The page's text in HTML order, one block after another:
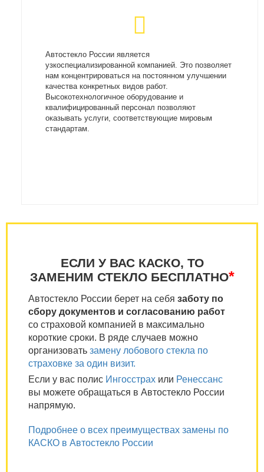
Автостекло России является
узкоспециализированной компанией. Это позволяет
нам концентрироваться на постоянном улучшении
качества конкретных видов работ.
Высокотехнологичное оборудование и
квалифицированный персонал позволяют
оказывать услуги, соответствующие мировым
стандартам.
ЕСЛИ У ВАС КАСКО, ТО
ЗАМЕНИМ СТЕКЛО БЕСПЛАТНО*
Автостекло России берет на себя заботу по
сбору документов и согласованию работ
со страховой компанией в максимально
короткие сроки. В ряде случаев можно
организовать замену лобового стекла по
страховке за один визит.
Если у вас полис Ингосстрах или Ренессанс
вы можете обращаться в Автостекло России
напрямую.
Подробнее о всех преимуществах замены по
КАСКО в Автостекло России